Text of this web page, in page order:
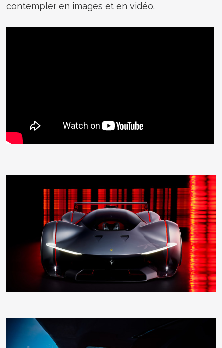
contempler en images et en vidéo.